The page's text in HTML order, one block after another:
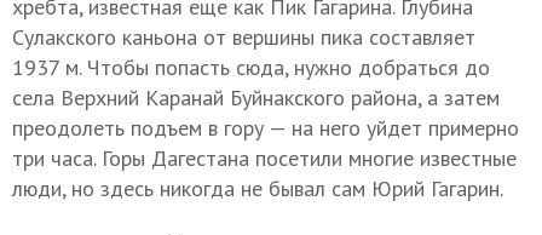
хребта, известная еще как Пик Гагарина. Глубина
Сулакского каньона от вершины пика составляет
1937 м. Чтобы попасть сюда, нужно добраться до
села Верхний Каранай Буйнакского района, а затем
преодолеть подъем в гору — на него уйдет примерно
три часа. Горы Дагестана посетили многие известные
люди, но здесь никогда не бывал сам Юрий Гагарин.